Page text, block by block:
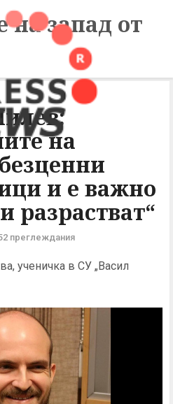
на запад от
на
и е важно
разрастват“
преглеждания
ученичка в СУ „Васил